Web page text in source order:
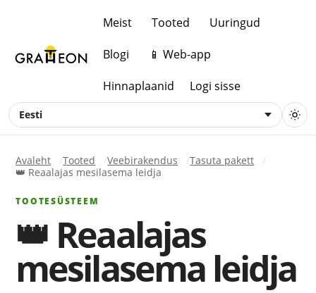
Meist Tooted Uuringud
Blogi 📱 Web-app
Hinnaplaanid Logi sisse
Eesti
Avaleht Tooted Veebirakendus
Tasuta pakett
👑 Reaalajas mesilasema leidja
TOOTESÜSTEEM
👑 Reaalajas
mesilasema leidja